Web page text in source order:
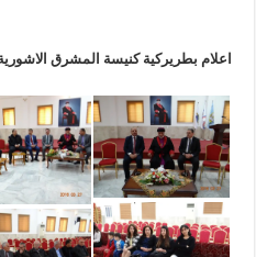
اعلام بطريركية كنيسة المشرق